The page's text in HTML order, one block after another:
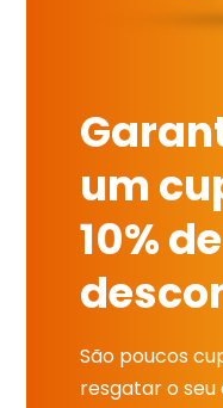
um
10% de
São poucos
resgatar o seu